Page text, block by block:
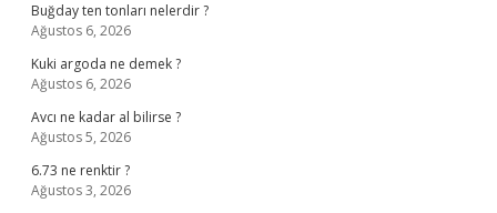
Buğday ten tonları nelerdir ?
Ağustos 6, 2026
Kuki argoda ne demek ?
Ağustos 6, 2026
Avcı ne kadar al bilirse ?
Ağustos 5, 2026
6.73 ne renktir ?
Ağustos 3, 2026